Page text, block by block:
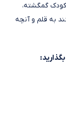
کودک گمگشته،
به قلم و آنچه